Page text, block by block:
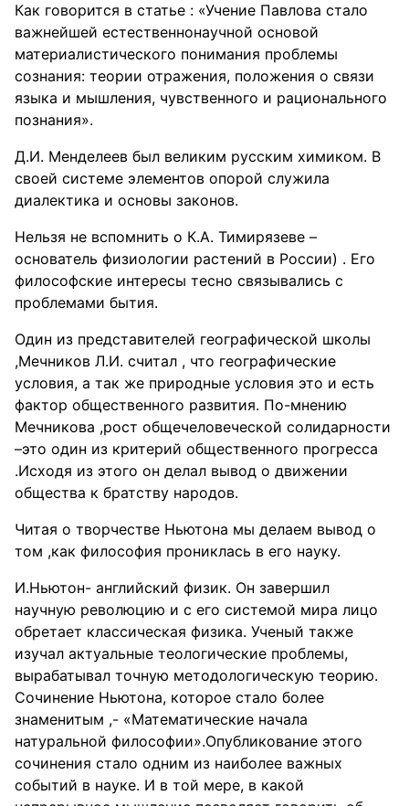
Как говорится в статье : «Учение Павлова стало
важнейшей естественнонаучной основой
материалистического понимания проблемы
сознания: теории отражения, положения о связи
языка и мышления, чувственного и рационального
познания».
Д.И. Менделеев был великим русским химиком. В
своей системе элементов опорой служила
диалектика и основы законов.
Нельзя не вспомнить о К.А. Тимирязеве –
основатель физиологии растений в России) . Его
философские интересы тесно связывались с
проблемами бытия.
Один из представителей географической школы
,Мечников Л.И. считал , что географические
условия, а так же природные условия это и есть
фактор общественного развития. По-мнению
Мечникова ,рост общечеловеческой солидарности
–это один из критерий общественного прогресса
.Исходя из этого он делал вывод о движении
общества к братству народов.
Читая о творчестве Ньютона мы делаем вывод о
том ,как философия прониклась в его науку.
И.Ньютон- английский физик. Он завершил
научную революцию и с его системой мира лицо
обретает классическая физика. Ученый также
изучал актуальные теологические проблемы,
вырабатывал точную методологическую теорию.
Сочинение Ньютона, которое стало более
знаменитым ,- «Математические начала
натуральной философии».Опубликование этого
сочинения стало одним из наиболее важных
событий в науке. И в той мере, в какой